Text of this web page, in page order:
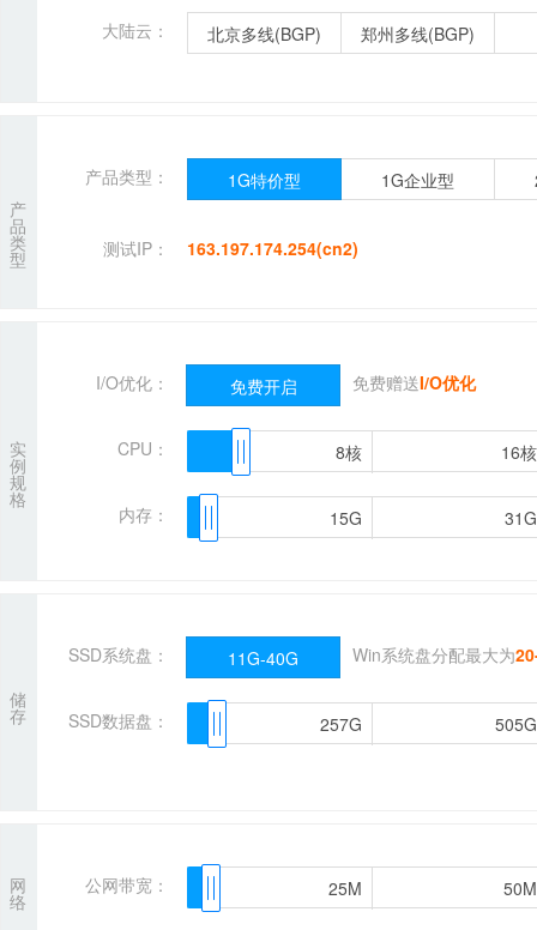
大陆云： 北京多线(BGP) 郑州多线(BGP)
产
品
类
型
产品类型： 1G特价型 1G企业型
测试IP： 163.197.174.254(cn2)
实
例
规
格
I/O优化： 免费开启 免费赠送I/O优化
CPU： 8核 16核
8核 16核
内存： 15G 31G
15G 31G
储
存
SSD系统盘： 11G-40G Win系统盘分配最大为
SSD数据盘： 257G 505G
257G 505G
网
络
公网带宽： 25M 50M
25M 50M